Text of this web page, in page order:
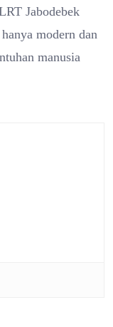
Jabodebek
modern dan
manusia